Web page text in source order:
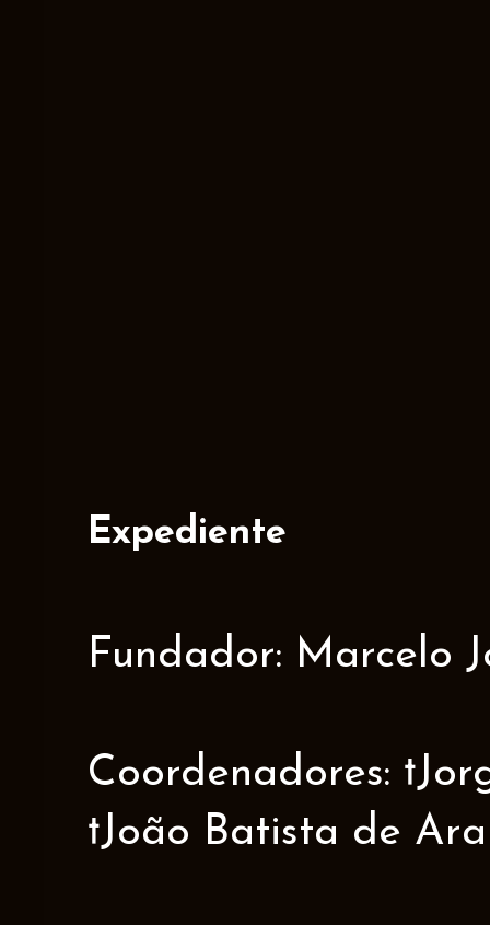
Expediente
Fundador: Marcelo
Coordenadores:
†João Batista de